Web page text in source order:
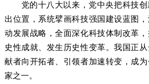
党的十八大以来，党中央把科技创
出位置，系统擘画科技强国建设蓝图
动发展战略，全面深化科技体制改革
史性成就、发生历史性变革。我国正
献者向开拓者、引领者加速转变，成
家之一。